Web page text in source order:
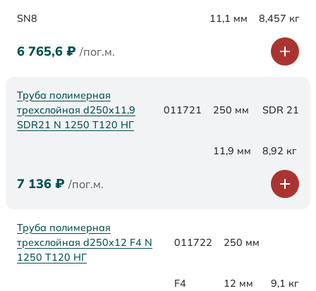
SN8 11,1 мм 8,457 кг
6 765,6 ₽ /пог.м.
Труба полимерная
трехслойная d250x11,9
SDR21 N 1250 Т120 НГ
011721 250 мм SDR 21
11,9 мм 8,92 кг
7 136 ₽ /пог.м.
Труба полимерная
трехслойная d250x12 F4 N
1250 Т120 НГ
011722 250 мм
F4 12 мм 9,1 кг